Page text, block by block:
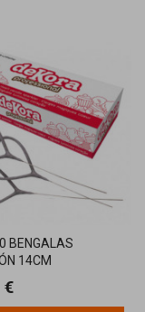
BENGALAS
14CM
€